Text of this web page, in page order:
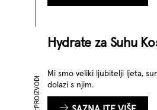
Hydrate za Suhu
Mi smo veliki ljubitelji ljeta,
dolazi s njim.
PROIZVODI